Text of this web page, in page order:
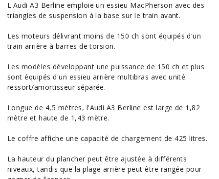
L'Audi A3 Berline emploie un essieu MacPherson avec des
triangles de suspension à la base sur le train avant.
Les moteurs délivrant moins de 150 ch sont équipés d'un
train arrière à barres de torsion.
Les modèles développant une puissance de 150 ch et plus
sont équipés d'un essieu arrière multibras avec unité
ressort/amortisseur séparée.
Longue de 4,5 mètres, l'Audi A3 Berline est large de 1,82
mètre et haute de 1,43 mètre.
Le coffre affiche une capacité de chargement de 425 litres.
La hauteur du plancher peut être ajustée à différents
niveaux, tandis que la plage arrière peut être rangée pour